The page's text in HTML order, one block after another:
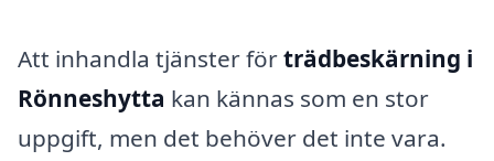
Att inhandla tjänster förträdbeskärning i
Rönneshytta kan kännas som en stor
uppgift, men det behöver det inte vara.